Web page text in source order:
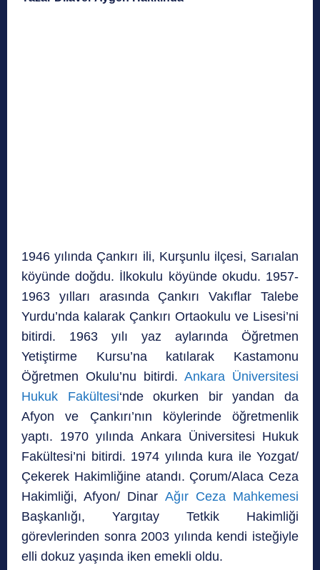
1946 yılında Çankırı ili, Kurşunlu ilçesi, Sarıalan
köyünde doğdu. İlkokulu köyünde okudu. 1957-
1963 yılları arasında Çankırı Vakıflar Talebe
Yurdu’nda kalarak Çankırı Ortaokulu ve Lisesi’ni
bitirdi. 1963 yılı yaz aylarında Öğretmen
Yetiştirme Kursu’na katılarak Kastamonu
Öğretmen Okulu’nu bitirdi. Ankara Üniversitesi
Hukuk Fakültesi‘nde okurken bir yandan da
Afyon ve Çankırı’nın köylerinde öğretmenlik
yaptı. 1970 yılında Ankara Üniversitesi Hukuk
Fakültesi’ni bitirdi. 1974 yılında kura ile Yozgat/
Çekerek Hakimliğine atandı. Çorum/Alaca Ceza
Hakimliği, Afyon/ Dinar Ağır Ceza Mahkemesi
Başkanlığı, Yargıtay Tetkik Hakimliği
görevlerinden sonra 2003 yılında kendi isteğiyle
elli dokuz yaşında iken emekli oldu.